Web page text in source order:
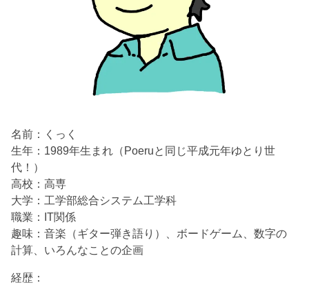
名前：くっく
生年：1989年生まれ（Poeruと同じ平成元年ゆとり世
代！）
高校：高専
大学：工学部総合システム工学科
職業：IT関係
趣味：音楽（ギター弾き語り）、ボードゲーム、数字の
計算、いろんなことの企画
経歴：